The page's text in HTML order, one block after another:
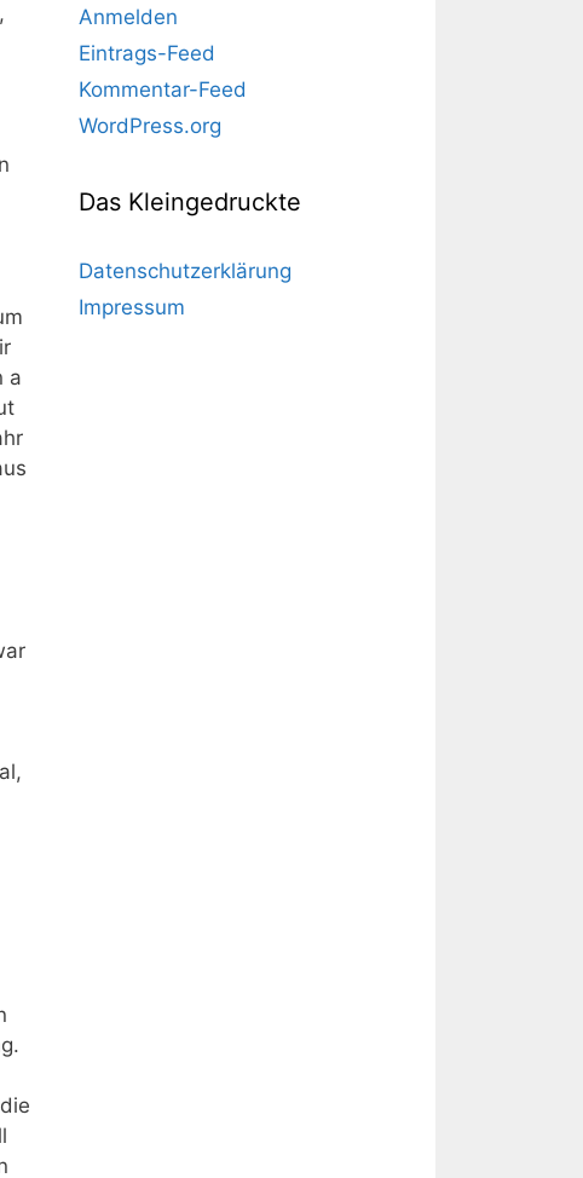
a
Anmelden
Eintrags-Feed
Kommentar-Feed
WordPress.org
Das Kleingedruckte
Datenschutzerklärung
Impressum